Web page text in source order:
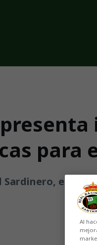
para
Sardinero, el
Al